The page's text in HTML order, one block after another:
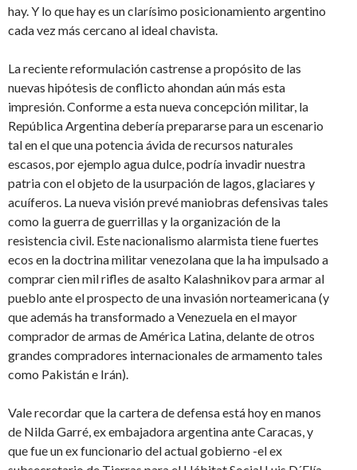
hay. Y lo que hay es un clarísimo posicionamiento argentino
cada vez más cercano al ideal chavista.
La reciente reformulación castrense a propósito de las
nuevas hipótesis de conflicto ahondan aún más esta
impresión. Conforme a esta nueva concepción militar, la
República Argentina debería prepararse para un escenario
tal en el que una potencia ávida de recursos naturales
escasos, por ejemplo agua dulce, podría invadir nuestra
patria con el objeto de la usurpación de lagos, glaciares y
acuíferos. La nueva visión prevé maniobras defensivas tales
como la guerra de guerrillas y la organización de la
resistencia civil. Este nacionalismo alarmista tiene fuertes
ecos en la doctrina militar venezolana que la ha impulsado a
comprar cien mil rifles de asalto Kalashnikov para armar al
pueblo ante el prospecto de una invasión norteamericana (y
que además ha transformado a Venezuela en el mayor
comprador de armas de América Latina, delante de otros
grandes compradores internacionales de armamento tales
como Pakistán e Irán).
Vale recordar que la cartera de defensa está hoy en manos
de Nilda Garré, ex embajadora argentina ante Caracas, y
que fue un ex funcionario del actual gobierno -el ex